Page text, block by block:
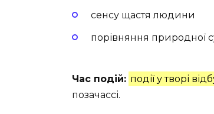
сенсу щастя людини
порівняння природної
Час подій: події у творі
позачассі.